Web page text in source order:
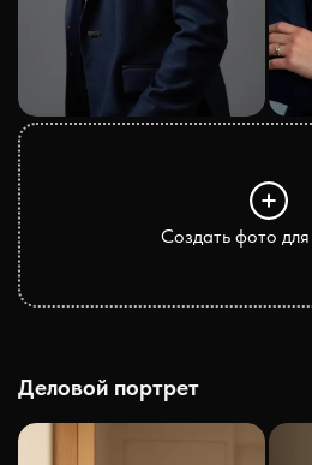
Создать фото
Деловой портрет